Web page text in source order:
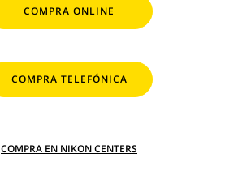
COMPRA ONLINE
COMPRA TELEFÓNICA
COMPRA EN NIKON CENTERS